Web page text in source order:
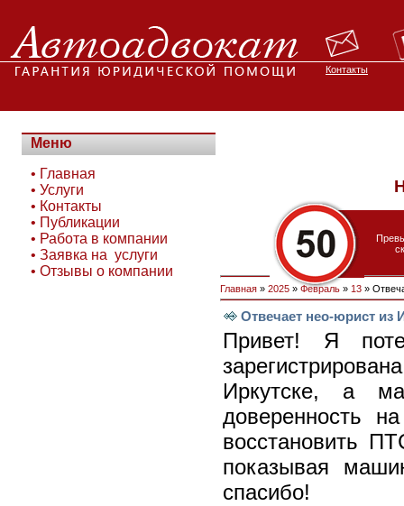
Контакты
Меню
• Главная
• Услуги
• Контакты
• Публикации
• Работа в компании
• Заявка на услуги
• Отзывы о компании
Главная »2025 » Февраль » 13 »
Отвечает нео-юрист из
Привет! Я
Иркутске, а
доверенность
восстановить
показывая
спасибо!